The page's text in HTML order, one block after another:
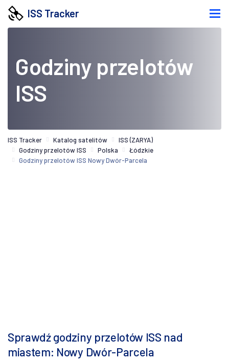
ISS Tracker
Godziny przelotów
ISS
ISS Tracker Katalog satelitów
ISS (ZARYA)
Godziny przelotów ISS
Polska
Łódzkie
Godziny przelotów ISS Nowy Dwór-Parcela
Sprawdź godziny przelotów ISS nad
miastem: Nowy Dwór-Parcela